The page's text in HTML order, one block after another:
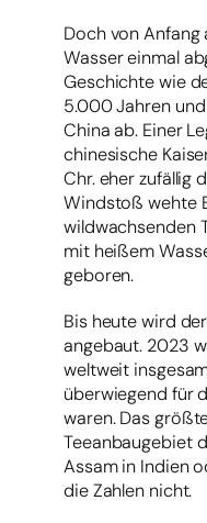
Doch von Anfang
Wasser einmal
Geschichte wie
5.000 Jahren
China ab. Einer
chinesische
Chr. eher zufällig
Windstoß wehte
wildwachsenden
mit heißem
geboren.
Bis heute wird
angebaut. 2023
weltweit
überwiegend für
waren. Das
Teeanbaugebiet
Assam in Indien
die Zahlen nicht.